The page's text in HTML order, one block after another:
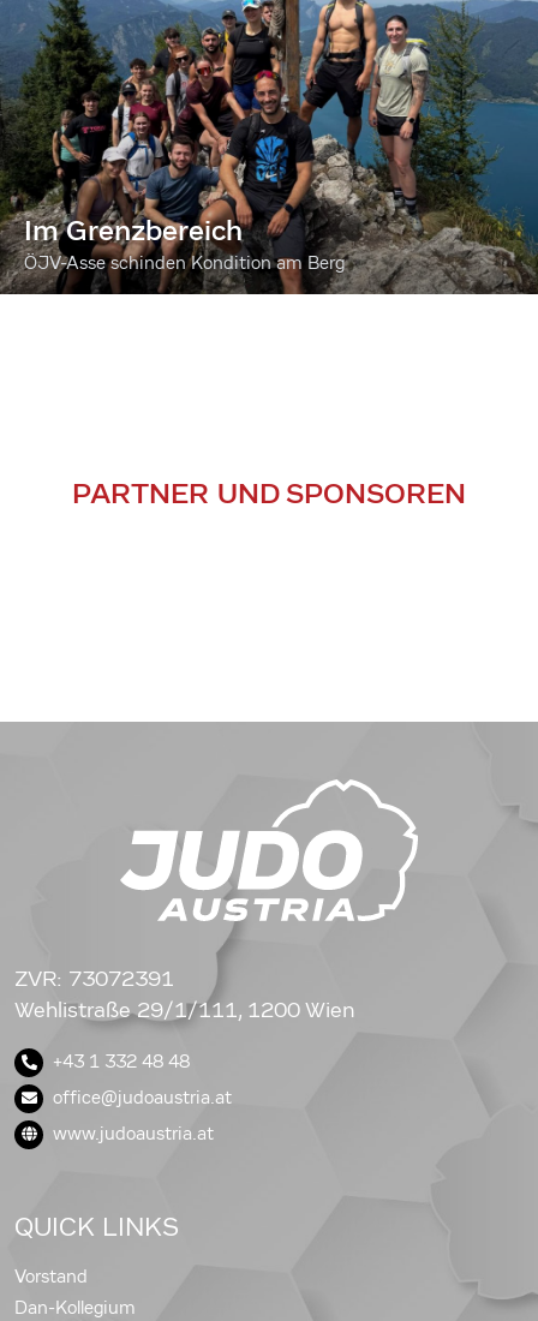
Im Grenzbereich
ÖJV-Asse schinden Kondition am Berg
PARTNER UND SPONSOREN
ZVR: 73072391
Wehlistraße 29/1/111, 1200 Wien
+43 1 332 48 48
office@judoaustria.at
www.judoaustria.at
QUICK LINKS
Vorstand
Dan-Kollegium